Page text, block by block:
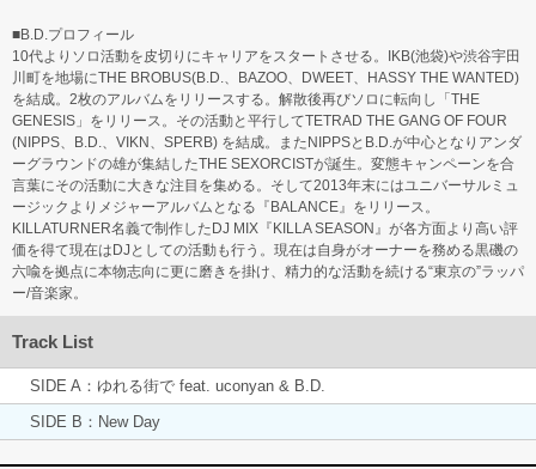
■B.D.プロフィール
10代よりソロ活動を皮切りにキャリアをスタートさせる。IKB(池袋)や渋谷宇田
川町を地場にTHE BROBUS(B.D.、BAZOO、DWEET、HASSY THE WANTED)
を結成。2枚のアルバムをリリースする。解散後再びソロに転向し「THE
GENESIS」をリリース。その活動と平行してTETRAD THE GANG OF FOUR
(NIPPS、B.D.、VIKN、SPERB) を結成。またNIPPSとB.D.が中心となりアンダ
ーグラウンドの雄が集結したTHE SEXORCISTが誕生。変態キャンペーンを合
言葉にその活動に大きな注目を集める。そして2013年末にはユニバーサルミュ
ージックよりメジャーアルバムとなる『BALANCE』をリリース。
KILLATURNER名義で制作したDJ MIX『KILLA SEASON』が各方面より高い評
価を得て現在はDJとしての活動も行う。現在は自身がオーナーを務める黒磯の
六喩を拠点に本物志向に更に磨きを掛け、精力的な活動を続ける“東京の”ラッパ
ー/音楽家。
Track List
SIDE A：ゆれる街で feat. uconyan & B.D.
SIDE B：New Day